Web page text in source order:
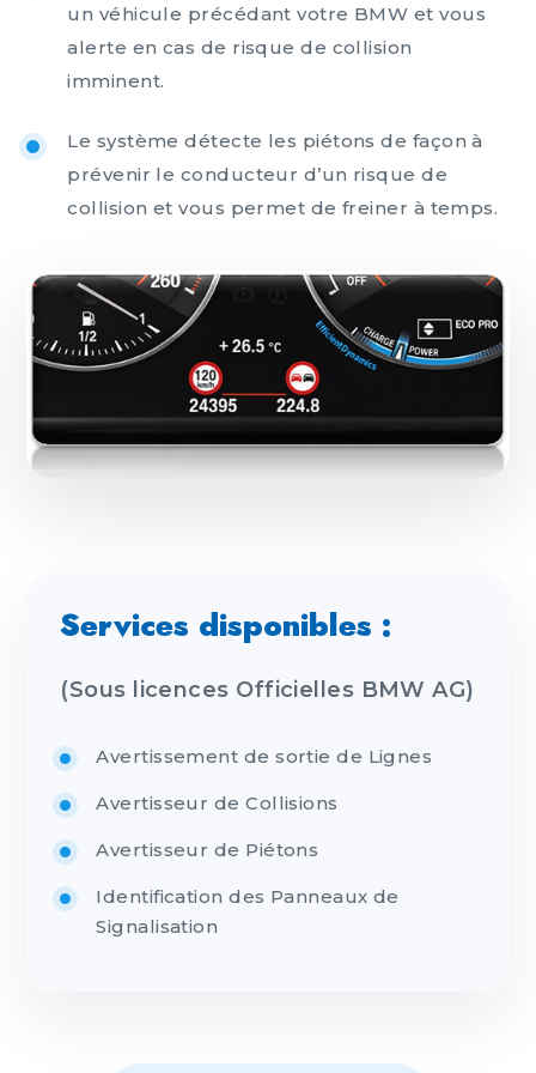
un véhicule précédant votre BMW et vous
alerte en cas de risque de collision
imminent.
Le système détecte les piétons de façon à
prévenir le conducteur d’un risque de
collision et vous permet de freiner à temps.
Services disponibles :
(Sous licences Officielles BMW AG)
Avertissement de sortie de Lignes
Avertisseur de Collisions
Avertisseur de Piétons
Identification des Panneaux de
Signalisation